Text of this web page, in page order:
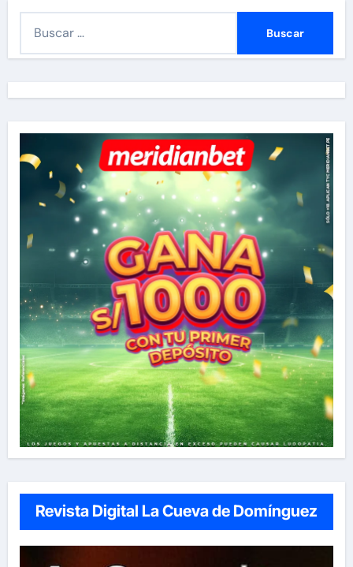
r
:
Revista Digital La Cueva de Domínguez